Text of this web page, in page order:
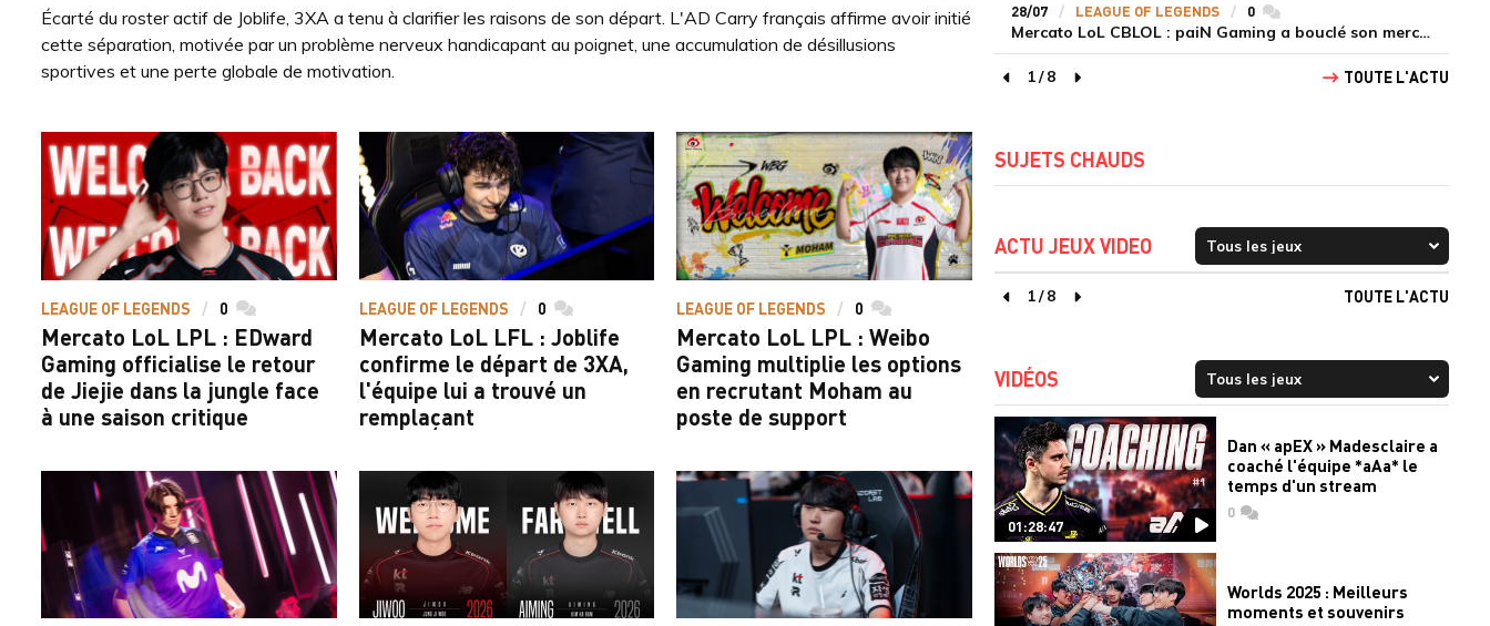
Écarté du roster actif de Joblife, 3XA a tenu à clarifier les raisons de son départ. L'AD Carry français affirme avoir initié
cette séparation, motivée par un problème nerveux handicapant au poignet, une accumulation de désillusions
sportives et une perte globale de motivation.
LEAGUE OF LEGENDS 0 commentaires
Mercato LoL LPL : EDward
Gaming officialise le retour
de Jiejie dans la jungle face
à une saison critique
LEAGUE OF LEGENDS 0 commentaires
Mercato LoL LFL : Joblife
confirme le départ de 3XA,
l'équipe lui a trouvé un
remplaçant
LEAGUE OF LEGENDS 0 commentaires
Mercato LoL LPL : Weibo
Gaming multiplie les options
en recrutant Moham au
poste de support
28/07 LEAGUE OF LEGENDS 0commentaires
Mercato LoL CBLOL : paiN Gaming a bouclé son mercato avec le recrutement de Hena et Ceos
page précédente
1/8
page suivante
TOUTE L'ACTU
SUJETS CHAUDS
ACTU JEUX VIDEO
page précédente
1/8
page suivante
TOUTE L'ACTU
VIDÉOS
01:28:47
Dan « apEX » Madesclaire a
coaché l'équipe *aAa* le
temps d'un stream
0commentaires
Worlds 2025 : Meilleurs
moments et souvenirs